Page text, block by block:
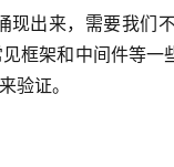
出来，需要我们
框架和中间件等
验证。